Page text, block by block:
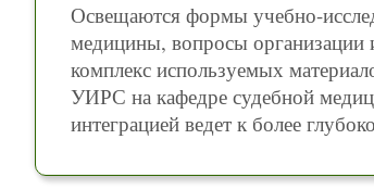
Освещаются формы учебно-
медицины, вопросы организации
комплекс используемых
УИРС на кафедре судебной
интеграцией ведет к более